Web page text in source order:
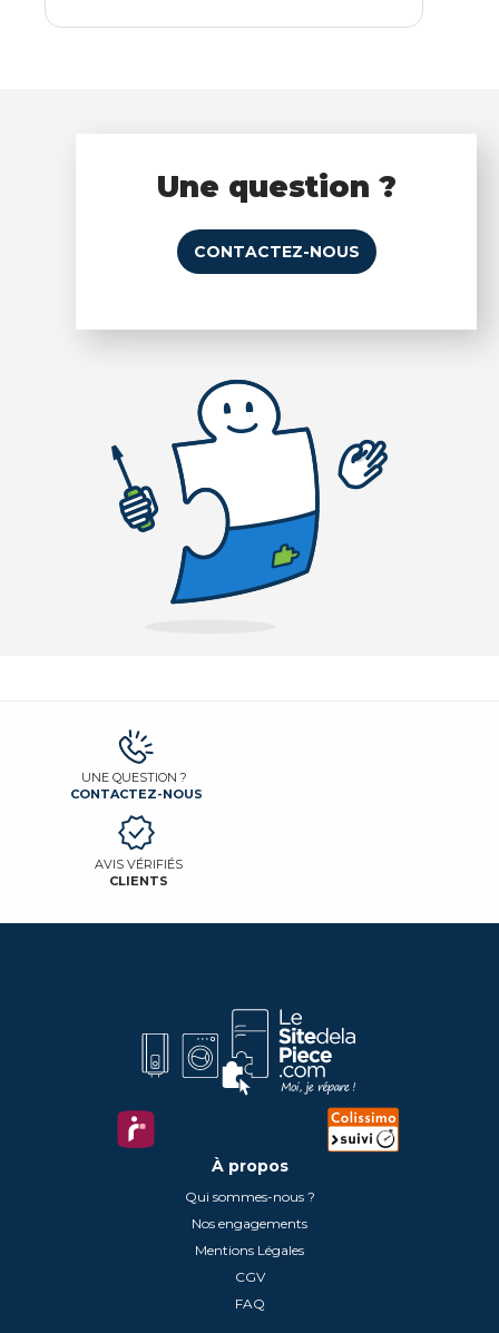
Une question ?
CONTACTEZ-NOUS
UNE QUESTION ?
CONTACTEZ-NOUS
AVIS VÉRIFIÉS
CLIENTS
À propos
Qui sommes-nous ?
Nos engagements
Mentions Légales
CGV
FAQ